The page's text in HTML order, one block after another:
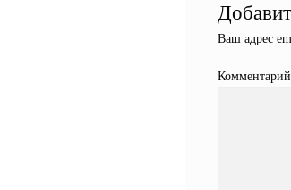
Ваш адрес